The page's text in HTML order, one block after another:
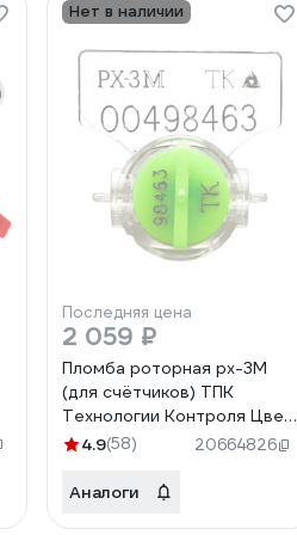
Нет в наличии
Последняя цена
2 059 ₽
Пломба роторная рх-3М
(для счётчиков) ТПК
Технологии Контроля Цвет:
зеленый 24138
4.9(58) 20664826
Аналоги